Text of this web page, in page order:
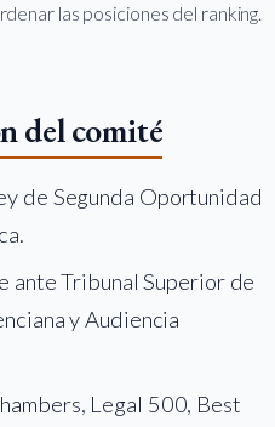
las posiciones del ranking.
del comité
de Segunda Oportunidad
Tribunal Superior de
y Audiencia
Legal 500, Best